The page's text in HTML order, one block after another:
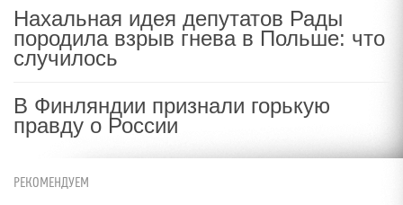
Нахальная идея депутатов Рады
породила взрыв гнева в Польше: что
случилось
В Финляндии признали горькую
правду о России
РЕКОМЕНДУЕМ